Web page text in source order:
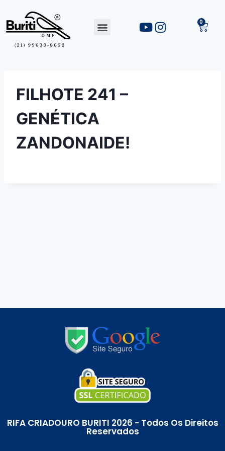
FILHOTE 241 –
GENÉTICA
ZANDONAIDE!
RIFA CRIADOURO BURITI 2026 - Todos Os Direitos
Reservados